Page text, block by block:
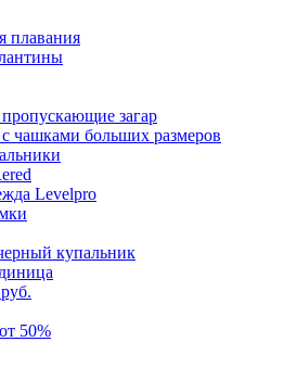
плавания
загар
чашками больших размеров
Levelpro
купальник
50%